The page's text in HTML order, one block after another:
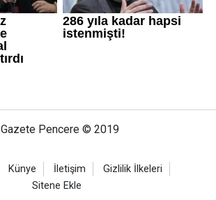
Gazete Pencere © 2019
Künye İletişim
Gizlilik İlkeleri
Sitene Ekle